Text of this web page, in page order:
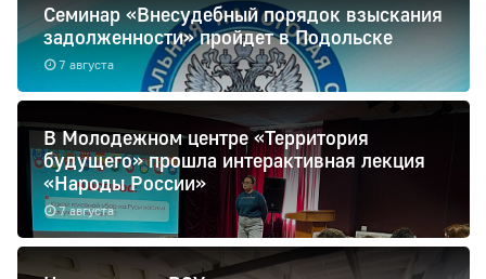
7 августа
Семинар «Внесудебный порядок взыскания
задолженности» пройдет в Подольске
7 августа
В Молодежном центре «Территория
будущего» прошла интерактивная лекция
«Народы России»